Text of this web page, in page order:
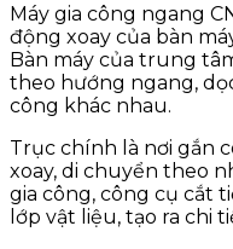
Máy gia công ngang
động xoay của bàn
Bàn máy của trung
theo hướng ngang,
công khác nhau.
Trục chính là nơi gắn
xoay, di chuyển theo
gia công, công cụ cắt
lớp vật liệu, tạo ra chi